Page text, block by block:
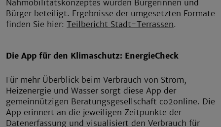
Nahmobilitätskonzeptes wurden Bürgerinnen und
Bürger beteiligt. Ergebnisse der umgesetzten Formate
finden Sie hier: Teilbericht Stadt-Terrassen.
Die App für den Klimaschutz: EnergieCheck
Für mehr Überblick beim Verbrauch von Strom,
Heizenergie und Wasser sorgt diese App der
gemeinnützigen Beratungsgesellschaft co2online. Die
App erinnert an die jeweiligen Zeitpunkte der
Datenerfassung und visualisiert den Verbrauch für